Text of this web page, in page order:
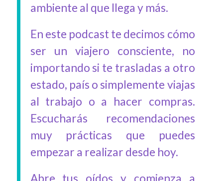
ambiente al que llega y más.
En este podcast te decimos cómo
ser un viajero consciente, no
importando si te trasladas a otro
estado, país o simplemente viajas
al trabajo o a hacer compras.
Escucharás recomendaciones
muy prácticas que puedes
empezar a realizar desde hoy.